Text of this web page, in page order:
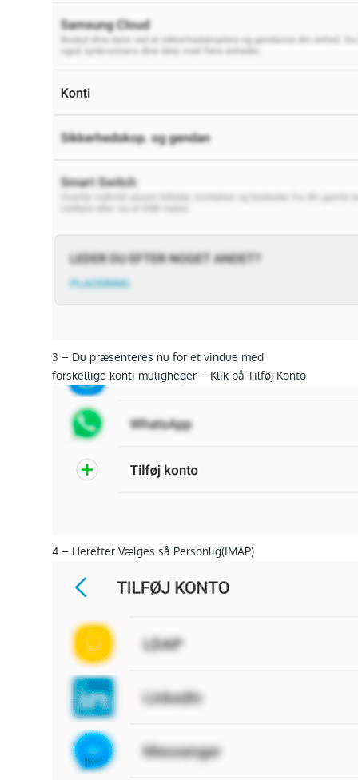
3 – Du præsenteres nu for et vindue med
forskellige konti muligheder – Klik på Tilføj Konto
4 – Herefter Vælges så Personlig(IMAP)